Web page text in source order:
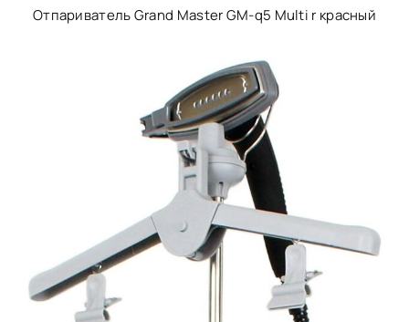
Отпариватель Grand Master GM-q5 Multi r красный